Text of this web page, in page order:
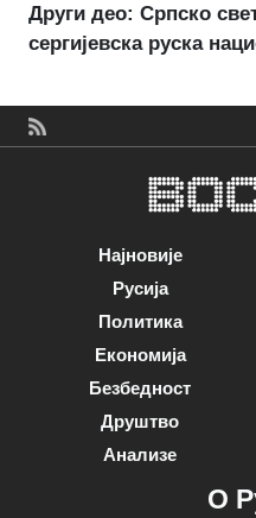
Други део: Српско
сергијевска руска
Најновије
Русија
Политика
Економија
Безбедност
Друштво
Анализе
О